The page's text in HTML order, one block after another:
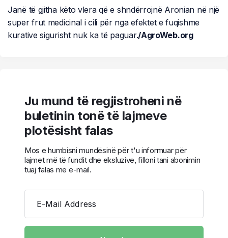
Janë të gjitha këto vlera që e shndërrojnë Aronian në një
super frut medicinal i cili për nga efektet e fuqishme
kurative sigurisht nuk ka të paguar./AgroWeb.org
Ju mund të regjistroheni në
buletinin tonë të lajmeve
plotësisht falas
Mos e humbisni mundësinë për t'u informuar për
lajmet më të fundit dhe eksluzive, filloni tani abonimin
tuaj falas me e-mail.
E-Mail Address